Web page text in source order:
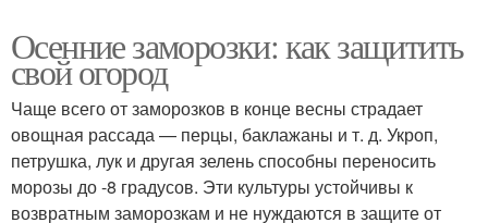
Осенние заморозки: как защитить
свой огород
Чаще всего от заморозков в конце весны страдает
овощная рассада — перцы, баклажаны и т. д. Укроп,
петрушка, лук и другая зелень способны переносить
морозы до -8 градусов. Эти культуры устойчивы к
возвратным заморозкам и не нуждаются в защите от